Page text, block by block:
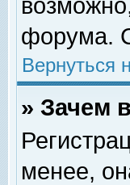
форума.
Вернуться
» Зачем
менее,